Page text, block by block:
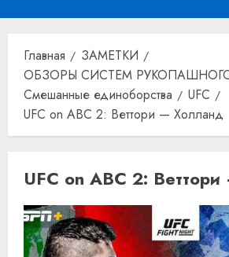
Главная
ЗАМЕТКИ
ОБЗОРЫ СИСТЕМ
Смешанные единоборства
UFC
UFC on ABC 2: Веттори — Холланд
UFC on ABC 2: